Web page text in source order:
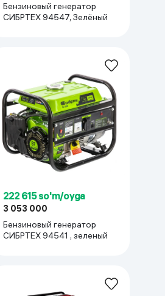
Бензиновый генератор
СИБРТЕХ 94547, Зелёный
222 615 so'm/oyga
3 053 000
Бензиновый генератор
СИБРТЕХ 94541 , зеленый